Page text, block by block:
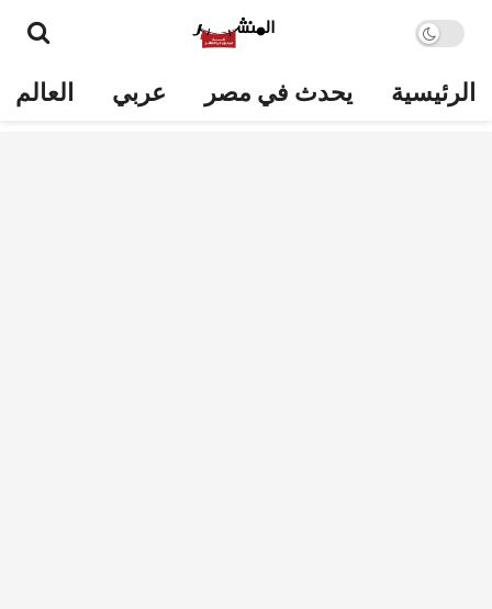
الرئيسية يحدث في مصر عربي العالم